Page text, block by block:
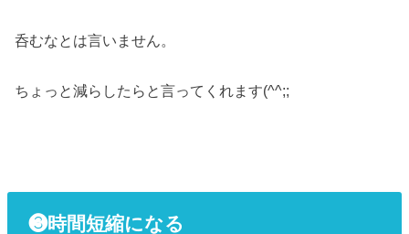
呑むなとは言いません。
ちょっと減らしたらと言ってくれます(^^;;
❸時間短縮になる